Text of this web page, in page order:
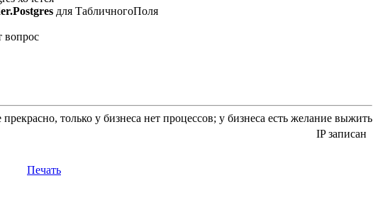
для ТабличногоПоля
вопрос
прекрасно, только у бизнеса нет процессов; у бизнеса есть желание выжить
IP записан
Печать